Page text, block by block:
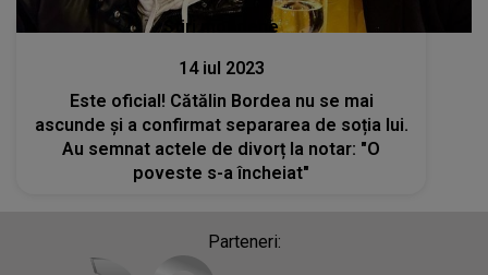
Stiri mondene
14 iul 2023
Este oficial! Cătălin Bordea nu se mai
ascunde și a confirmat separarea de soția lui.
Au semnat actele de divorț la notar: "O
poveste s-a încheiat"
Parteneri: